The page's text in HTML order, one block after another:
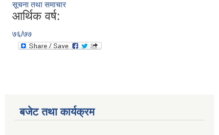
सूचना तथा समाचार
आर्थिक वर्ष:
७६/७७
बजेट तथा कार्यक्रम